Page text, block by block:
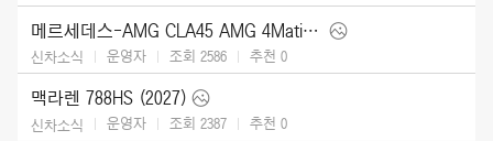
메르세데스-AMG CLA45 AMG 4Matic (2027)
신차소식 운영자 조회 2586 추천 0
맥라렌 788HS (2027)
신차소식 운영자 조회 2387 추천 0